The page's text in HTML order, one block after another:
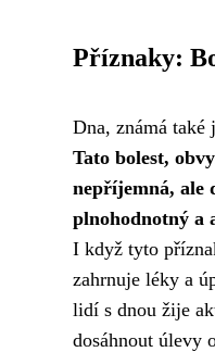
Příznaky:
Dna, známá
Tato bolest,
nepříjemná, ale
plnohodnotný a
I když tyto
zahrnuje léky a
lidí s dnou žije
dosáhnout úlevy